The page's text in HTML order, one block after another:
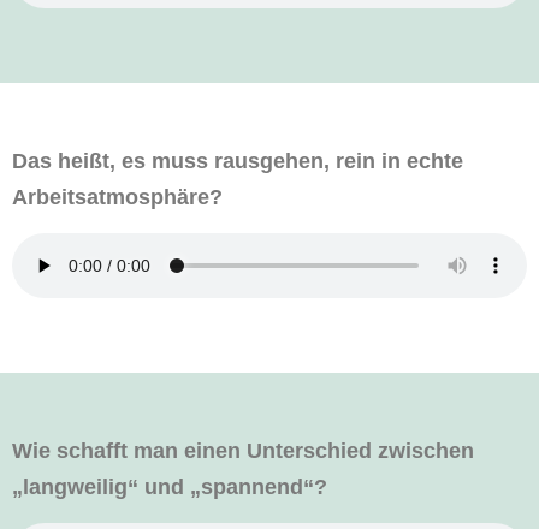
Das heißt, es muss rausgehen, rein in echte
Arbeitsatmosphäre?
Wie schafft man einen Unterschied zwischen
„langweilig“ und „spannend“?